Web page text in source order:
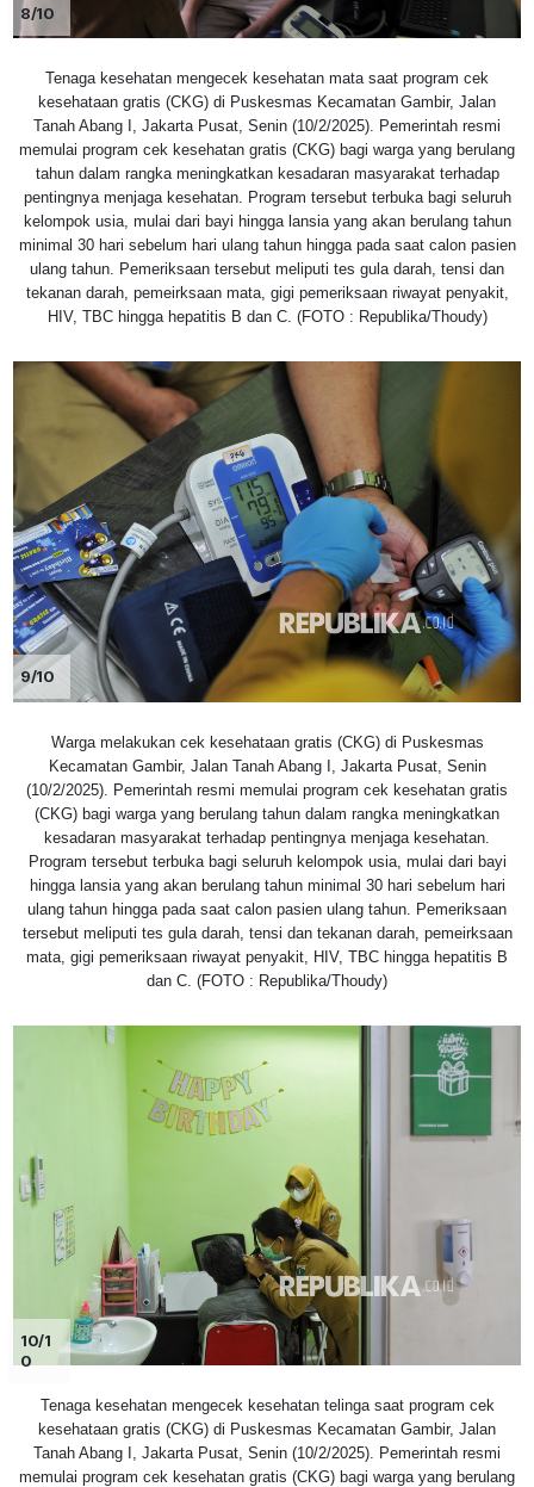
8/10
Tenaga kesehatan mengecek kesehatan mata saat program cek
kesehataan gratis (CKG) di Puskesmas Kecamatan Gambir, Jalan
Tanah Abang I, Jakarta Pusat, Senin (10/2/2025). Pemerintah resmi
memulai program cek kesehatan gratis (CKG) bagi warga yang berulang
tahun dalam rangka meningkatkan kesadaran masyarakat terhadap
pentingnya menjaga kesehatan. Program tersebut terbuka bagi seluruh
kelompok usia, mulai dari bayi hingga lansia yang akan berulang tahun
minimal 30 hari sebelum hari ulang tahun hingga pada saat calon pasien
ulang tahun. Pemeriksaan tersebut meliputi tes gula darah, tensi dan
tekanan darah, pemeirksaan mata, gigi pemeriksaan riwayat penyakit,
HIV, TBC hingga hepatitis B dan C. (FOTO : Republika/Thoudy)
9/10
Warga melakukan cek kesehataan gratis (CKG) di Puskesmas
Kecamatan Gambir, Jalan Tanah Abang I, Jakarta Pusat, Senin
(10/2/2025). Pemerintah resmi memulai program cek kesehatan gratis
(CKG) bagi warga yang berulang tahun dalam rangka meningkatkan
kesadaran masyarakat terhadap pentingnya menjaga kesehatan.
Program tersebut terbuka bagi seluruh kelompok usia, mulai dari bayi
hingga lansia yang akan berulang tahun minimal 30 hari sebelum hari
ulang tahun hingga pada saat calon pasien ulang tahun. Pemeriksaan
tersebut meliputi tes gula darah, tensi dan tekanan darah, pemeirksaan
mata, gigi pemeriksaan riwayat penyakit, HIV, TBC hingga hepatitis B
dan C. (FOTO : Republika/Thoudy)
10/1
0
Tenaga kesehatan mengecek kesehatan telinga saat program cek
kesehataan gratis (CKG) di Puskesmas Kecamatan Gambir, Jalan
Tanah Abang I, Jakarta Pusat, Senin (10/2/2025). Pemerintah resmi
memulai program cek kesehatan gratis (CKG) bagi warga yang berulang